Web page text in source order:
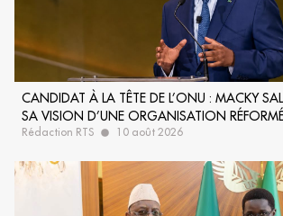
CANDIDAT À LA TÊTE DE L’ONU : MACKY
SA VISION D’UNE ORGANISATION
EFFICACE
Rédaction RTS 10 août 2026